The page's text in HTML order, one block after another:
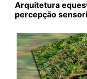
Arquitetura
percepção